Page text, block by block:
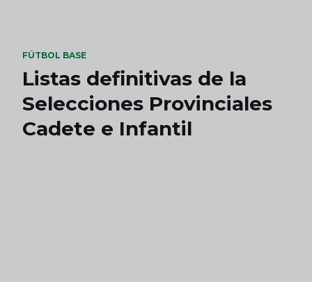
FÚTBOL BASE
Listas definitivas de la
Selecciones Provinciales
Cadete e Infantil